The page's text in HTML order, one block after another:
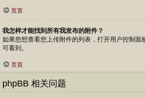
页首
我怎样才能找到所有我发布的附件？
如果您想查看您上传附件的列表，打开用户控制面
可看到。
页首
phpBB 相关问题